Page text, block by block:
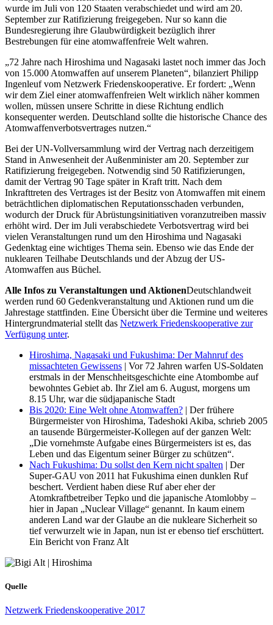
wurde im Juli von 120 Staaten verabschiedet und wird am 20.
September zur Ratifizierung freigegeben. Nur so kann die
Bundesregierung ihre Glaubwürdigkeit bezüglich ihrer
Bestrebungen für eine atomwaffenfreie Welt wahren.
„72 Jahre nach Hiroshima und Nagasaki lastet noch immer das Joch
von 15.000 Atomwaffen auf unserem Planeten“, bilanziert Philipp
Ingenleuf vom Netzwerk Friedenskooperative. Er fordert: „Wenn
wir dem Ziel einer atomwaffenfreien Welt wirklich näher kommen
wollen, müssen unsere Schritte in diese Richtung endlich
konsequenter werden. Deutschland sollte die historische Chance des
Atomwaffenverbotsvertrages nutzen.“
Bei der UN-Vollversammlung wird der Vertrag nach derzeitigem
Stand in Anwesenheit der Außenminister am 20. September zur
Ratifizierung freigegeben. Notwendig sind 50 Ratifizierungen,
damit der Vertrag 90 Tage später in Kraft tritt. Nach dem
Inkrafttreten des Vertrages ist der Besitz von Atomwaffen mit einem
beträchtlichen diplomatischen Reputationsschaden verbunden,
wodurch der Druck für Abrüstungsinitiativen voranzutreiben massiv
erhöht wird. Der im Juli verabschiedete Verbotsvertrag wird bei
vielen Veranstaltungen rund um den Hiroshima und Nagasaki
Gedenktag eine wichtiges Thema sein. Ebenso wie das Ende der
nuklearen Teilhabe Deutschlands und der Abzug der US-
Atomwaffen aus Büchel.
Alle Infos zu Veranstaltungen und AktionenDeutschlandweit
werden rund 60 Gedenkveranstaltung und Aktionen rund um die
Jahrestage stattfinden. Eine Übersicht über die Termine und weiteres
Hintergrundmaterial stellt das Netzwerk Friedenskooperative zur
Verfügung unter.
Hiroshima, Nagasaki und Fukushima: Der Mahnruf des
missachteten Gewissens | Vor 72 Jahren warfen US-Soldaten
erstmals in der Menschheitsgeschichte eine Atombombe auf
bewohntes Gebiet ab. Ihr Ziel am 6. August, morgens um
8.15 Uhr, war die südjapanische Stadt
Bis 2020: Eine Welt ohne Atomwaffen? | Der frühere
Bürgermeister von Hiroshima, Tadeshoki Akiba, schrieb 2005
an tausende Bürgermeister-Kollegen auf der ganzen Welt:
„Die vornehmste Aufgabe eines Bürgermeisters ist es, das
Leben und das Eigentum seiner Bürger zu schützen“.
Nach Fukushima: Du sollst den Kern nicht spalten | Der
Super-GAU von 2011 hat Fukushima einen dunklen Ruf
beschert. Verdient haben diese Ruf aber eher der
Atomkraftbetreiber Tepko und die japanische Atomlobby –
hier in Japan „Nuclear Village“ genannt. In kaum einem
anderen Land war der Glaube an die nukleare Sicherheit so
tief verwurzelt wie in Japan, nun ist er ebenso tief erschüttert.
Ein Bericht von Franz Alt
Quelle
Netzwerk Friedenskooperative 2017